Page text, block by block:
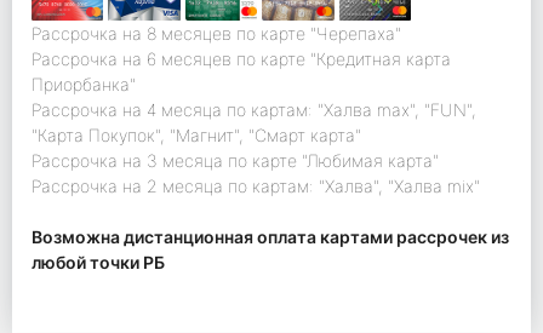
Рассрочка на 8 месяцев по карте "Черепаха"
Рассрочка на 6 месяцев по карте "Кредитная карта
Приорбанка"
Рассрочка на 4 месяца по картам: "Халва max", "FUN",
"Карта Покупок", "Магнит", "Смарт карта"
Рассрочка на 3 месяца по карте "Любимая карта"
Рассрочка на 2 месяца по картам: "Халва", "Халва mix"
Возможна дистанционная оплата картами рассрочек из
любой точки РБ